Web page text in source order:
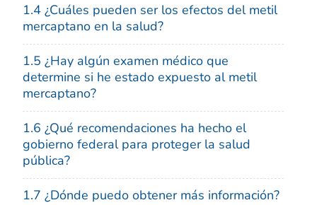
1.4 ¿Cuáles pueden ser los efectos del metil
mercaptano en la salud?
1.5 ¿Hay algún examen médico que
determine si he estado expuesto al metil
mercaptano?
1.6 ¿Qué recomendaciones ha hecho el
gobierno federal para proteger la salud
pública?
1.7 ¿Dónde puedo obtener más información?